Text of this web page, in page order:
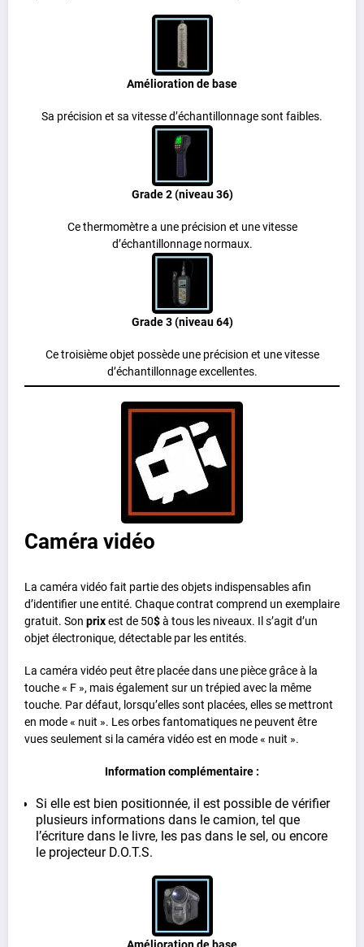
Amélioration de base
Sa précision et sa vitesse d’échantillonnage sont faibles.
Grade 2 (niveau 36)
Ce thermomètre a une précision et une vitesse
d’échantillonnage normaux.
Grade 3 (niveau 64)
Ce troisième objet possède une précision et une vitesse
d’échantillonnage excellentes.
Caméra vidéo
La caméra vidéo fait partie des objets indispensables afin
d’identifier une entité. Chaque contrat comprend un exemplaire
gratuit. Son prixest de 50$à tous les niveaux. Il s’agit d’un
objet électronique, détectable par les entités.
La caméra vidéo peut être placée dans une pièce grâce à la
touche « F », mais également sur un trépied avec la même
touche. Par défaut, lorsqu’elles sont placées, elles se mettront
en mode « nuit ». Les orbes fantomatiques ne peuvent être
vues seulement si la caméra vidéo est en mode « nuit ».
Information complémentaire :
Si elle est bien positionnée, il est possible de vérifier
plusieurs informations dans le camion, tel que
l’écriture dans le livre, les pas dans le sel, ou encore
le projecteur D.O.T.S.